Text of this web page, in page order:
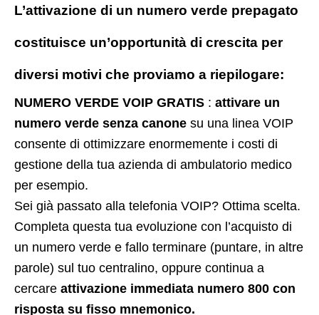
L’attivazione di un numero verde prepagato
costituisce un’opportunità di crescita per
diversi motivi che proviamo a riepilogare:
NUMERO VERDE VOIP GRATIS : attivare un
numero verde senza canone su una linea VOIP
consente di ottimizzare enormemente i costi di
gestione della tua azienda di ambulatorio medico
per esempio.
Sei già passato alla telefonia VOIP? Ottima scelta.
Completa questa tua evoluzione con l’acquisto di
un numero verde e fallo terminare (puntare, in altre
parole) sul tuo centralino, oppure continua a
cercare attivazione immediata numero 800 con
risposta su fisso mnemonico.